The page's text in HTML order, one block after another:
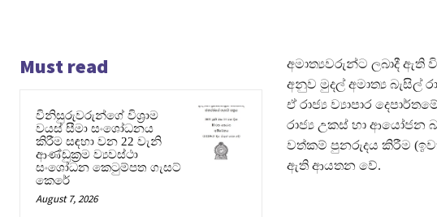
Must read
විනිසුරුවරුන්ගේ විශ්‍රාම
වයස් සීමා සංශෝධනය
කිරීම සඳහා වන 22 වැනි
ආණ්ඩුක්‍රම ව්‍යවස්ථා
සංශෝධන කෙටුම්පත ගැසට්
කෙරේ
August 7, 2026
අමාත්‍යවරුන්ට ලබාදී ඇති
අනුව මුදල් අමාත්‍ය
ඒ රාජ්‍ය ව්‍යාපාර
රාජ්‍ය උකස් හා ආයෝජන
වත්කම් පුනරුදය කිරීම
ඇති ආයතන වේ.